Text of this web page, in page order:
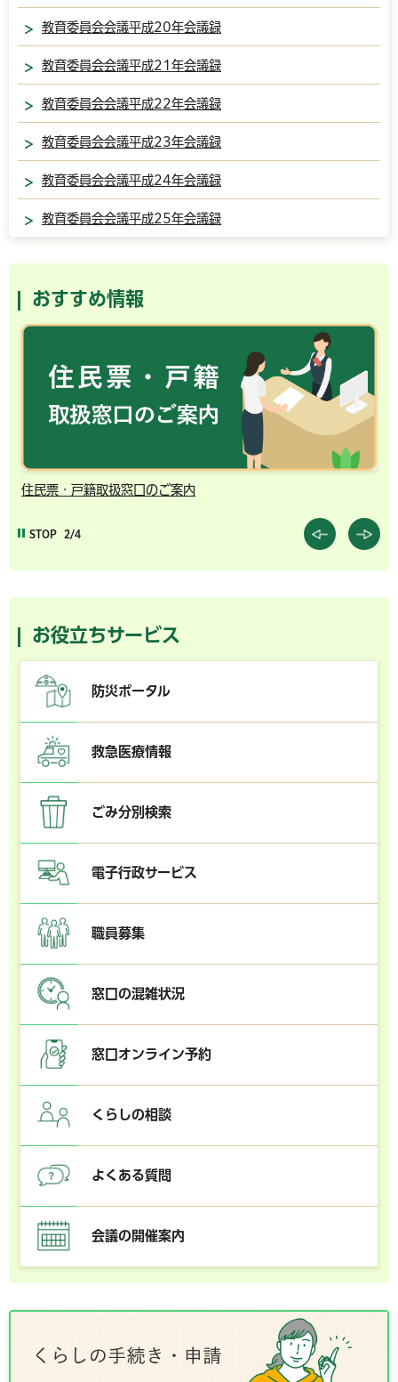
教育委員会会議平成20年会議録
教育委員会会議平成21年会議録
教育委員会会議平成22年会議録
教育委員会会議平成23年会議録
教育委員会会議平成24年会議録
教育委員会会議平成25年会議録
おすすめ情報
住民票・戸籍取扱窓口のご案内
STOP 2/4
お役立ちサービス
防災ポータル
救急医療情報
ごみ分別検索
電子行政サービス
職員募集
窓口の混雑状況
窓口オンライン予約
くらしの相談
よくある質問
会議の開催案内